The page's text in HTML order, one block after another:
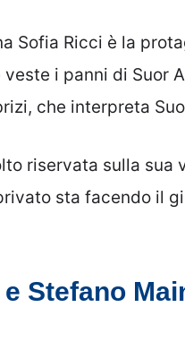
Sofia Ricci è la
veste i panni di Suor
che interpreta
riservata sulla
sta facendo il
Stefano